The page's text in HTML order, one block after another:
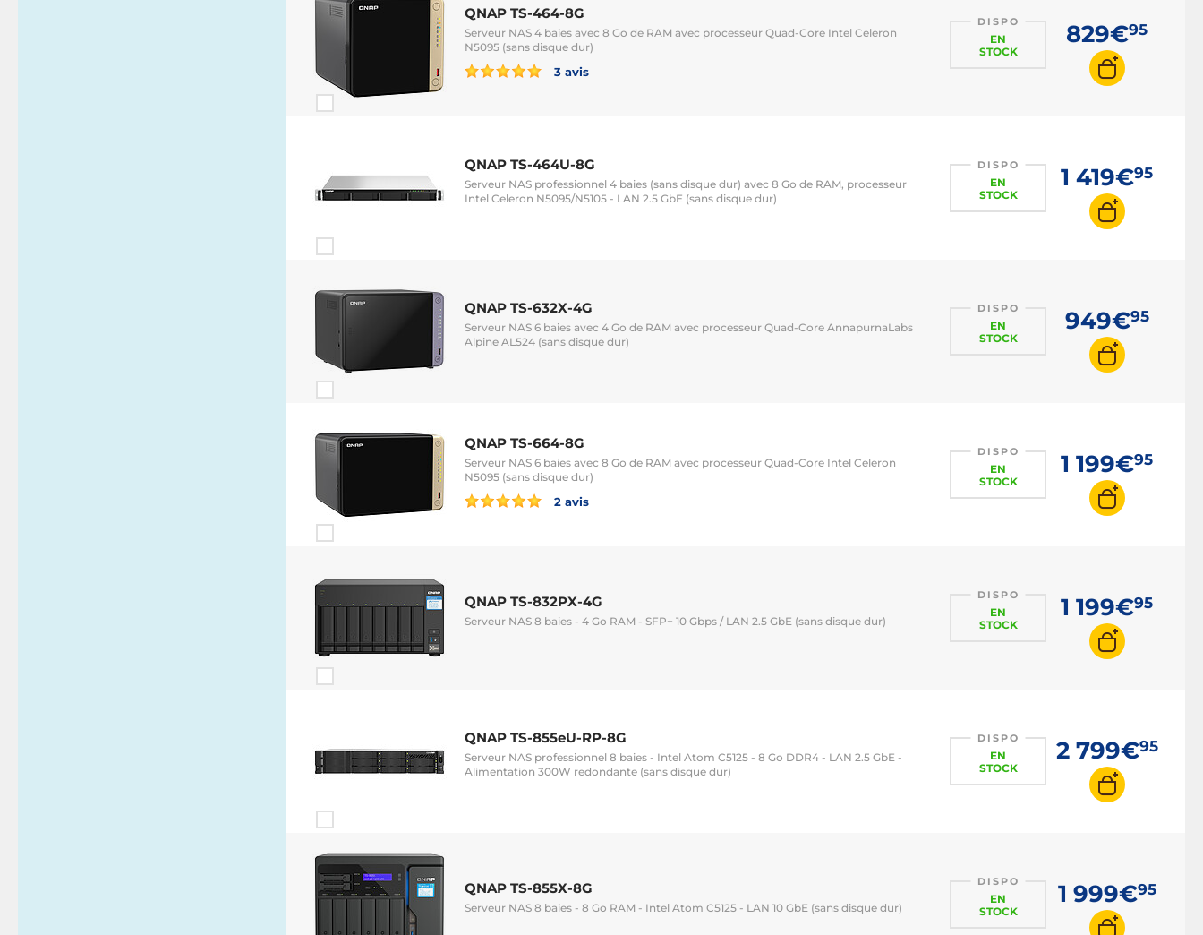
QNAP TS-464-8G
Serveur NAS 4 baies avec 8 Go de RAM avec processeur Quad-Core Intel Celeron
N5095 (sans disque dur)
3 avis
DISPO
EN
STOCK
829€95
QNAP TS-464U-8G
Serveur NAS professionnel 4 baies (sans disque dur) avec 8 Go de RAM, processeur
Intel Celeron N5095/N5105 - LAN 2.5 GbE (sans disque dur)
DISPO
EN
STOCK
1 419€95
QNAP TS-632X-4G
Serveur NAS 6 baies avec 4 Go de RAM avec processeur Quad-Core AnnapurnaLabs
Alpine AL524 (sans disque dur)
DISPO
EN
STOCK
949€95
QNAP TS-664-8G
Serveur NAS 6 baies avec 8 Go de RAM avec processeur Quad-Core Intel Celeron
N5095 (sans disque dur)
2 avis
DISPO
EN
STOCK
1 199€95
QNAP TS-832PX-4G
Serveur NAS 8 baies - 4 Go RAM - SFP+ 10 Gbps / LAN 2.5 GbE (sans disque dur)
DISPO
EN
STOCK
1 199€95
QNAP TS-855eU-RP-8G
Serveur NAS professionnel 8 baies - Intel Atom C5125 - 8 Go DDR4 - LAN 2.5 GbE -
Alimentation 300W redondante (sans disque dur)
DISPO
EN
STOCK
2 799€95
QNAP TS-855X-8G
Serveur NAS 8 baies - 8 Go RAM - Intel Atom C5125 - LAN 10 GbE (sans disque dur)
DISPO
EN
STOCK
1 999€95